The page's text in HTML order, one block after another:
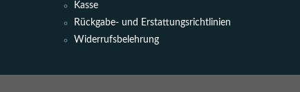
Kasse
Rückgabe- und Erstattungsrichtlinien
Widerrufsbelehrung